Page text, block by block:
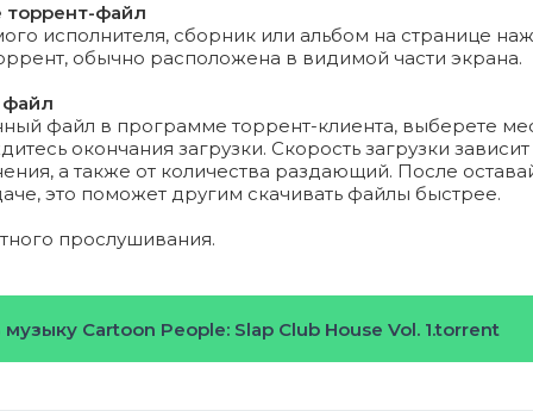
feat. Danelle Sandoval - Tuesday (XM Remix).mp3
- You Don't Stop (G-Love & Igor Frank Remix).mp3
- Make You Feel Loved (DJ Grushevski & Misha Zam
- Flashback (Damitrex Remix).mp3 (7.67 Mb)
- Flashback (Deeper Craft Remix).mp3 (11.63 Mb)
Harris feat. Frank Ocean & Migos - Slide (DJ Gonzalez
торрент-файл
исполнителя, сборник или альбом на странице
обычно расположена в видимой части экрана.
файл
файл в программе торрент-клиента, выберете
окончания загрузки. Скорость загрузки
а также от количества раздающий. После
это поможет другим скачивать файлы быстрее.
прослушивания.
музыку Cartoon People: Slap Club House Vol. 1.torrent